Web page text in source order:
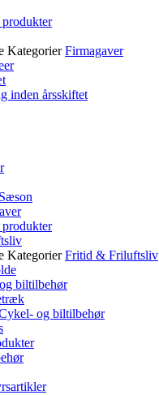
Kategorier Firmagaver
inden årsskiftet
Kategorier Fritid & Friluftsliv
biltilbehør
og biltilbehør